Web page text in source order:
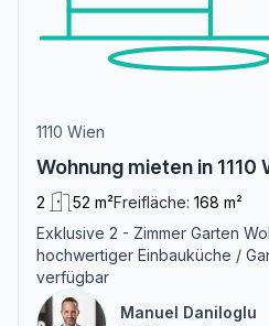
1110 Wien
Wohnung mieten in 1110
2 52 m²Freifläche: 168 m²
Exklusive 2 - Zimmer Garten
hochwertiger Einbauküche /
verfügbar
Manuel Daniloglu